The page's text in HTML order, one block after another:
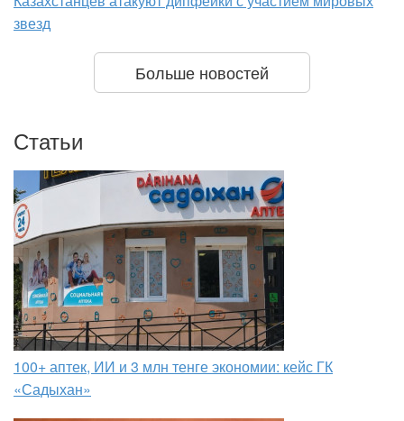
звезд
Больше новостей
Статьи
100+ аптек, ИИ и 3 млн тенге экономии: кейс ГК
«Садыхан»